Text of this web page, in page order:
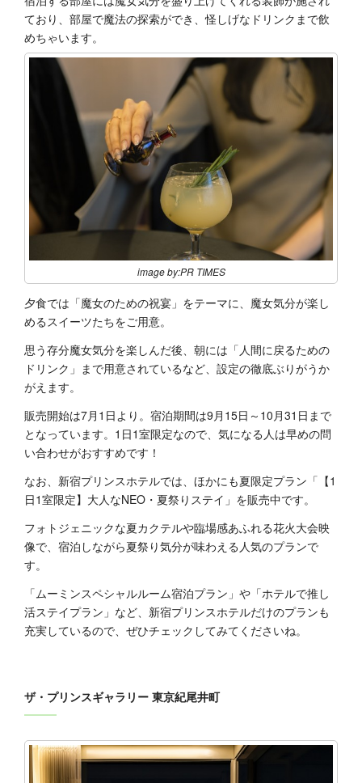
ており、部屋で魔法の探索ができ、怪しげなドリンクまで飲
めちゃいます。
image by:PR TIMES
夕食では「魔女のための祝宴」をテーマに、魔女気分が楽し
めるスイーツたちをご用意。
思う存分魔女気分を楽しんだ後、朝には「人間に戻るための
ドリンク」まで用意されているなど、設定の徹底ぶりがうか
がえます。
販売開始は7月1日より。宿泊期間は9月15日～10月31日まで
となっています。1日1室限定なので、気になる人は早めの問
い合わせがおすすめです！
なお、新宿プリンスホテルでは、ほかにも夏限定プラン「【1
日1室限定】大人なNEO・夏祭りステイ」を販売中です。
フォトジェニックな夏カクテルや臨場感あふれる花火大会映
像で、宿泊しながら夏祭り気分が味わえる人気のプランで
す。
「ムーミンスペシャルルーム宿泊プラン」や「ホテルで推し
活ステイプラン」など、新宿プリンスホテルだけのプランも
充実しているので、ぜひチェックしてみてくださいね。
ザ・プリンスギャラリー 東京紀尾井町